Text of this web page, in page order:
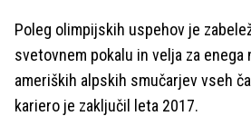
Poleg olimpijskih uspehov je
svetovnem pokalu in velja za enega
ameriških alpskih smučarjev vseh
kariero je zaključil leta 2017.